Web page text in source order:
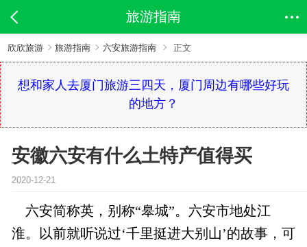
旅游指南
欣欣旅游 旅游指南 六安旅游指南 正文
想和家人去厦门旅游三四天，厦门周边有哪些好玩
的地方？
安徽六安有什么土特产值得买
2020-12-21
六安简称英，别称“皋城”。六安市地处江
淮。以前就听说过‘千里挺进大别山’的故事，可